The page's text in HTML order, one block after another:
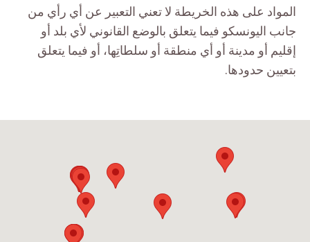
المواد على هذه الخريطة لا تعني التعبير عن أي رأي من
جانب اليونسكو فيما يتعلق بالوضع القانوني لأي بلد أو
إقليم أو مدينة أو أي منطقة أو سلطاتِها، أو فيما يتعلق
بتعيين حدودها.